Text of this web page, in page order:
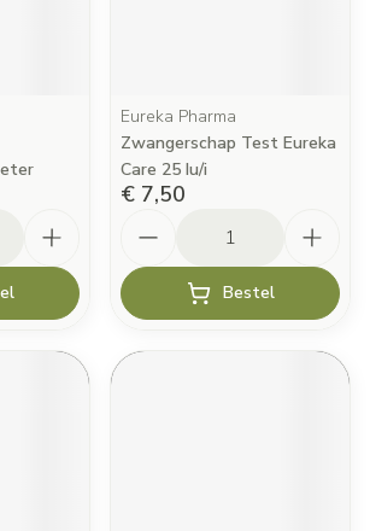
Eureka Pharma
Zwangerschap Test Eureka
Care 25 Iu/i
€ 7,50
Bestel